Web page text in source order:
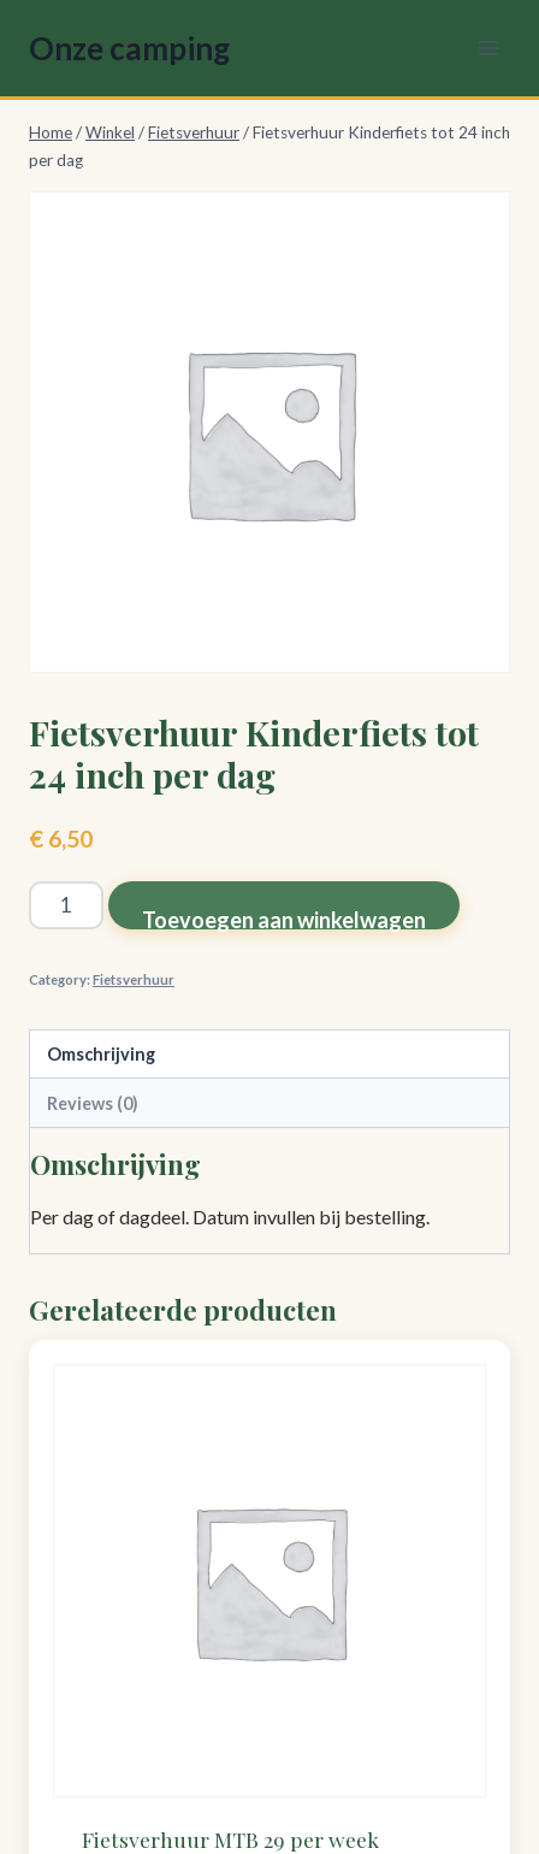
naarOnze camping
Home/Winkel /Fietsverhuur/Fietsverhuur Kinderfiets tot 24 inch
per dag
Fietsverhuur Kinderfiets tot
24 inch per dag
€ 6,50
Fietsverhuur
Kinderfiets
inch
per
dag
quantity
Toevoegen aan winkelwagen
Category:Fietsverhuur
Omschrijving
Reviews (0)
Omschrijving
Per dag of dagdeel. Datum invullen bij bestelling.
Gerelateerde producten
Fietsverhuur MTB 29 per week